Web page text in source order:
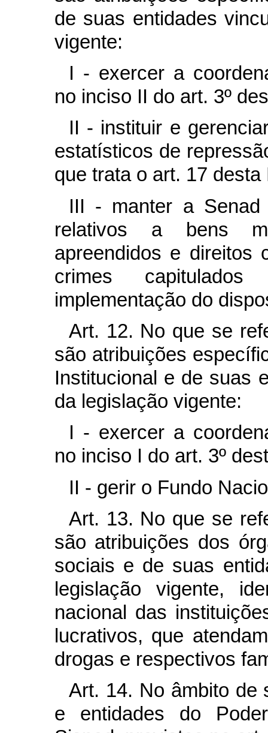
de suas entidades
vigente:
I - exercer a
no inciso II do art. 3º
II - instituir e
estatísticos de
que trata o art. 17 desta
III - manter a Senad
relativos a bens
apreendidos e direitos
crimes
implementação do
Art. 12. No que se
são atribuições
Institucional e de suas
da legislação vigente:
I - exercer a
no inciso I do art. 3º
II - gerir o Fundo
Art. 13. No que se
são atribuições dos
sociais e de suas
legislação vigente,
nacional das
lucrativos, que
drogas e respectivos
Art. 14. No âmbito de
e entidades do